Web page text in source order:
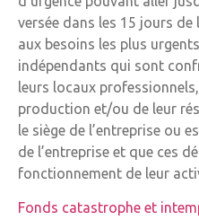
versée dans les 15 jours
aux besoins les plus
indépendants qui sont
leurs locaux
production et/ou de leur
le siège de l’entreprise ou
de l’entreprise et que ces
fonctionnement de leur
Fonds catastrophe et